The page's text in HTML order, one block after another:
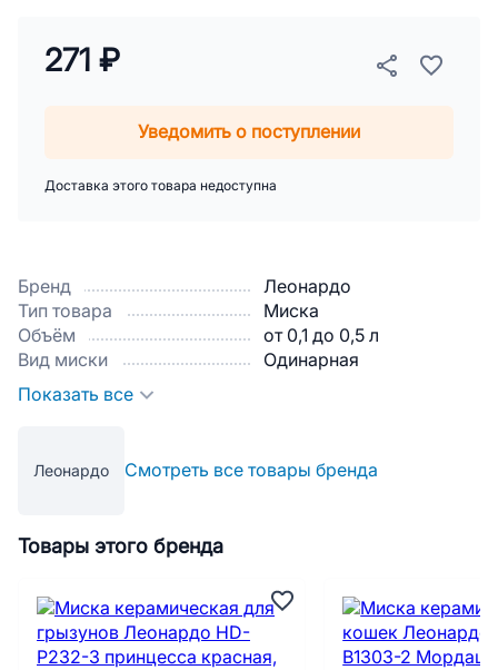
Бренд
Леонардо
Тип товара
Миска
Объём
от 0,1 до 0,5 л
Вид миски
Одинарная
Показать все
Леонардо Смотреть все товары бренда
271 ₽
Уведомить о поступлении
Доставка этого товара недоступна
Товары этого бренда